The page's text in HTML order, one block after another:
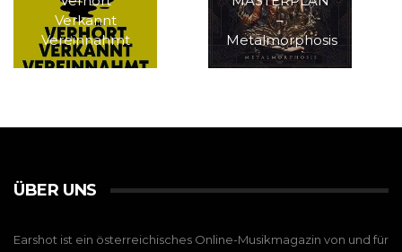
Verkannt
Vereinnahmt
–
Metalmorphosis
ÜBER UNS
Earshot ist ein österreichisches Online-Musikmagazin von und für